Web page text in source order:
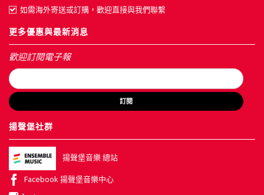
如需海外寄送或訂購，歡迎直接與我們聯繫
更多優惠與最新消息
歡迎訂閱電子報
訂閱
揚聲堡社群
揚聲堡音樂 總站
Facebook 揚聲堡音樂中心